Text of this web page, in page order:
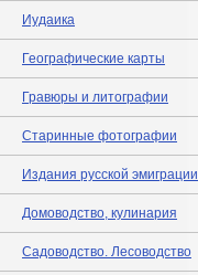
Иудаика
Географические карты
Гравюры и литографии
Старинные фотографии
Издания русской эмиграции
Домоводство, кулинария
Садоводство. Лесоводство